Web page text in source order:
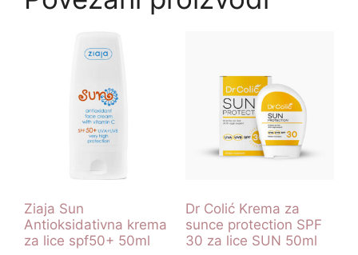
Ziaja Sun
Antioksidativna krema
za lice spf50+ 50ml
Dr Colić Krema za
sunce protection SPF
30 za lice SUN 50ml